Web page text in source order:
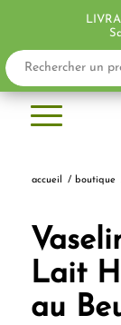
accueil / boutique
Lait
au